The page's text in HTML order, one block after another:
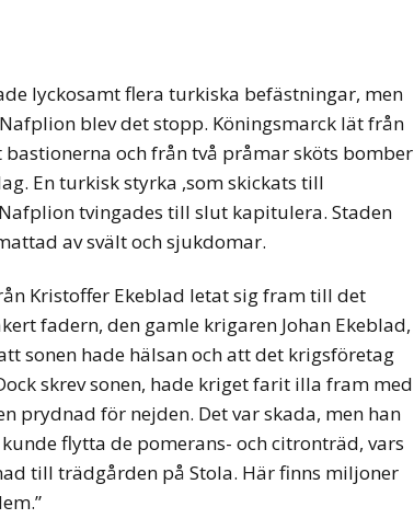
lyckosamt flera turkiska befästningar, men
blev det stopp. Köningsmarck lät från
och från två pråmar sköts bomber
En turkisk styrka ,som skickats till
tvingades till slut kapitulera. Staden
av svält och sjukdomar.
Kristoffer Ekeblad letat sig fram till det
fadern, den gamle krigaren Johan Ekeblad,
sonen hade hälsan och att det krigsföretag
skrev sonen, hade kriget farit illa fram med
prydnad för nejden. Det var skada, men han
flytta de pomerans- och citronträd, vars
till trädgården på Stola. Här finns miljoner